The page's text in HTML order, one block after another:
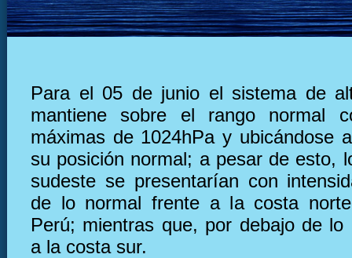
Para el 05 de junio el sistema de
mantiene sobre el rango normal
máximas de 1024hPa y ubicándose
su posición normal; a pesar de esto,
sudeste se presentarían con
de lo normal frente a la costa
Perú; mientras que, por debajo de lo
a la costa sur.